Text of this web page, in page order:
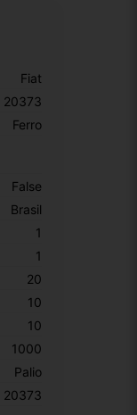
Fiat
20373
Ferro
False
Brasil
1
1
20
10
10
1000
Palio
20373